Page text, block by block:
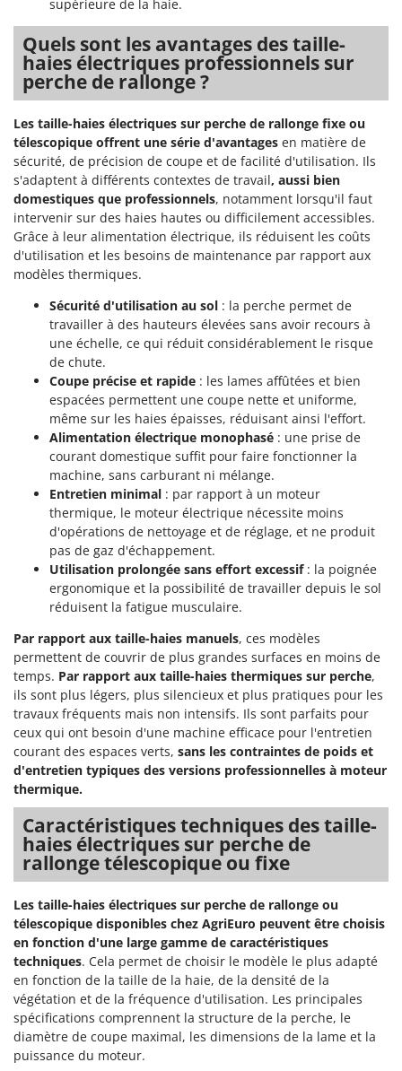
Resto Italia
Ribimex
Ripartrak
Ritter
River Systems
Robomow
Rossofuoco
Rover Pompe
Royal Food
Ryobi
S.T.P.
Santos
Sbaraglia
Schnitzer
Seven Italy
Shark
Silky
Simatech
Sirman
Skil
Smartwood
Smeg
Solidur
Spice Electronics
Spiralmac
Spring Protezione
Spyro
Stanley
Stocker
Sunseeker
T
Tecla
TecnoGen
Tellarini Pompe
Telwin
Tenco
Tineco
supérieure de la haie.
Quels sont les avantages des taille-
haies électriques professionnels sur
perche de rallonge ?
Les taille-haies électriques sur perche de rallonge fixe ou
télescopique offrent une série d'avantages en matière de
sécurité, de précision de coupe et de facilité d'utilisation. Ils
s'adaptent à différents contextes de travail, aussi bien
domestiques que professionnels, notamment lorsqu'il faut
intervenir sur des haies hautes ou difficilement accessibles.
Grâce à leur alimentation électrique, ils réduisent les coûts
d'utilisation et les besoins de maintenance par rapport aux
modèles thermiques.
Sécurité d'utilisation au sol : la perche permet de
travailler à des hauteurs élevées sans avoir recours à
une échelle, ce qui réduit considérablement le risque
de chute.
Coupe précise et rapide : les lames affûtées et bien
espacées permettent une coupe nette et uniforme,
même sur les haies épaisses, réduisant ainsi l'effort.
Alimentation électrique monophasé : une prise de
courant domestique suffit pour faire fonctionner la
machine, sans carburant ni mélange.
Entretien minimal : par rapport à un moteur
thermique, le moteur électrique nécessite moins
d'opérations de nettoyage et de réglage, et ne produit
pas de gaz d'échappement.
Utilisation prolongée sans effort excessif : la poignée
ergonomique et la possibilité de travailler depuis le sol
réduisent la fatigue musculaire.
Par rapport aux taille-haies manuels, ces modèles
permettent de couvrir de plus grandes surfaces en moins de
temps. Par rapport aux taille-haies thermiques sur perche,
ils sont plus légers, plus silencieux et plus pratiques pour les
travaux fréquents mais non intensifs. Ils sont parfaits pour
ceux qui ont besoin d'une machine efficace pour l'entretien
courant des espaces verts, sans les contraintes de poids et
d'entretien typiques des versions professionnelles à moteur
thermique.
Caractéristiques techniques des taille-
haies électriques sur perche de
rallonge télescopique ou fixe
Les taille-haies électriques sur perche de rallonge ou
télescopique disponibles chez AgriEuro peuvent être choisis
en fonction d'une large gamme de caractéristiques
techniques. Cela permet de choisir le modèle le plus adapté
en fonction de la taille de la haie, de la densité de la
végétation et de la fréquence d'utilisation. Les principales
spécifications comprennent la structure de la perche, le
diamètre de coupe maximal, les dimensions de la lame et la
puissance du moteur.